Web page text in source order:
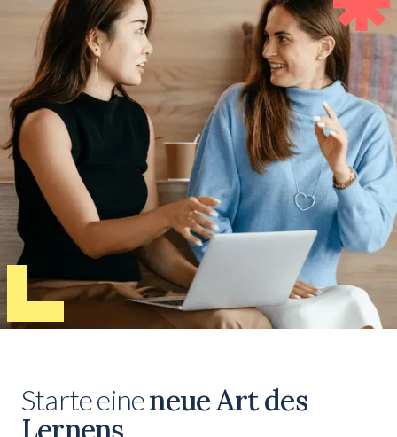
Starte eineneue Art des
Lernens